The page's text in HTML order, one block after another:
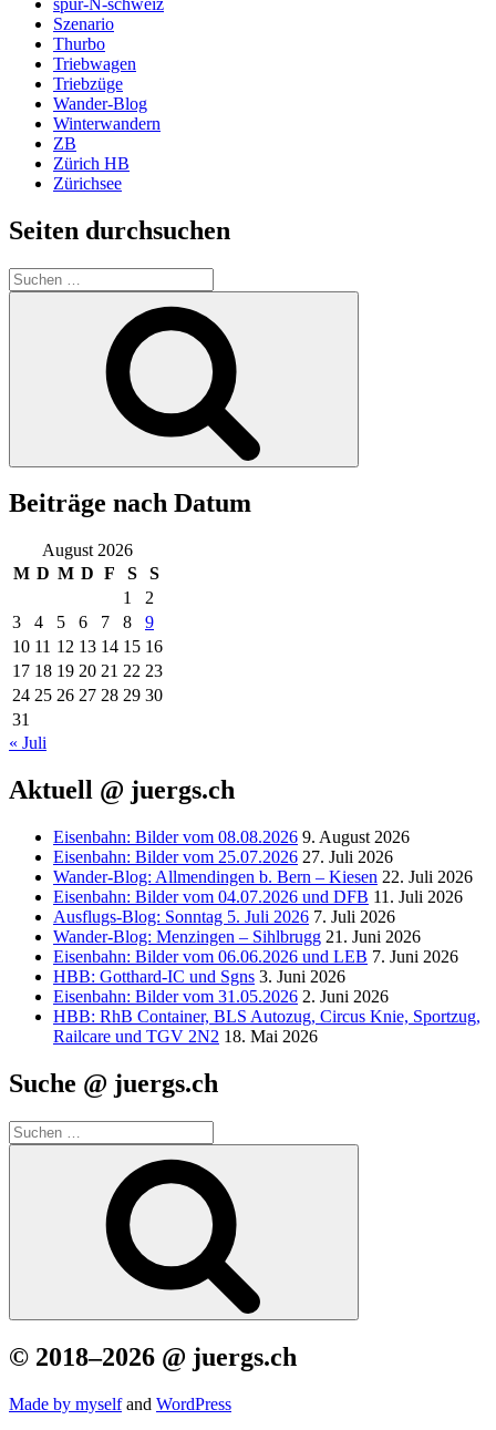
Szenario
Thurbo
Triebwagen
Triebzüge
Wander-Blog
Winterwandern
ZB
Zürich HB
Zürichsee
Seiten durchsuchen
Suchen
nach:
Beiträge nach Datum
August 2026
M D M D F S
S
1
2
3
4 5 6 7 8
9
10 11 12 13 14 15 16
17 18 19 20 21 22 23
24 25 26 27 28 29 30
31
« Juli
Aktuell @ juergs.ch
Eisenbahn: Bilder vom 08.08.2026 9. August 2026
Eisenbahn: Bilder vom 25.07.2026 27. Juli 2026
Wander-Blog: Allmendingen b. Bern – Kiesen 22. Juli 2026
Eisenbahn: Bilder vom 04.07.2026 und DFB 11. Juli 2026
Ausflugs-Blog: Sonntag 5. Juli 2026 7. Juli 2026
Wander-Blog: Menzingen – Sihlbrugg 21. Juni 2026
Eisenbahn: Bilder vom 06.06.2026 und LEB 7. Juni 2026
HBB: Gotthard-IC und Sgns 3. Juni 2026
Eisenbahn: Bilder vom 31.05.2026 2. Juni 2026
HBB: RhB Container, BLS Autozug, Circus Knie, Sportzug,
Railcare und TGV 2N2 18. Mai 2026
Suche @ juergs.ch
Suchen
nach:
© 2018–2026 @ juergs.ch
Made by mys­elfand Word­Press